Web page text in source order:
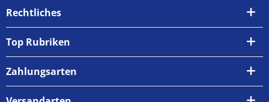
Über uns
Zahlungsarten
Versand & Abholung
Rechtliches
AGB
Widerrufsrecht
Top Rubriken
Zahlungsarten